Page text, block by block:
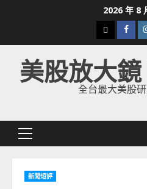
2026 年 8
下
載
美
股
美股放大鏡
全台最大美股
Primary
新聞短評